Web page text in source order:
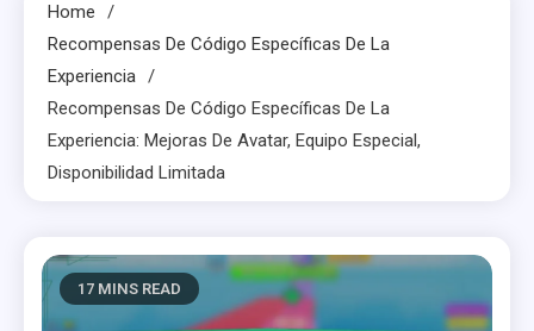
Home
Recompensas De Código Específicas De La
Experiencia
Recompensas De Código Específicas De La
Experiencia: Mejoras De Avatar, Equipo Especial,
Disponibilidad Limitada
17 MINS READ